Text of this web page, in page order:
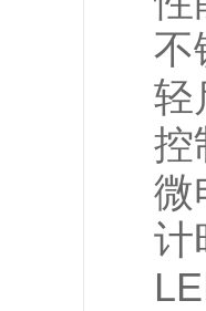
不
轻
控
微
计